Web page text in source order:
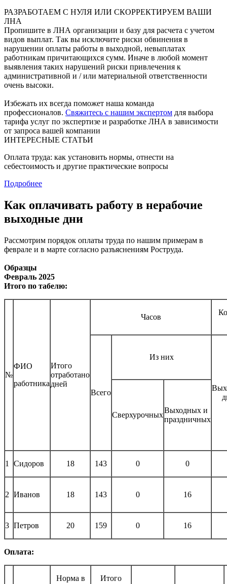
РАЗРАБОТАЕМ С НУЛЯ ИЛИ СКОРРЕКТИРУЕМ ВАШИ
ЛНА
Пропишите в ЛНА организации и базу для расчета с учетом
видов выплат. Так вы исключите риски обвинения в
нарушении оплаты работы в выходной, невыплатах
работникам причитающихся сумм. Иначе в любой момент
выявления таких нарушений риски привлечения к
административной и / или материальной ответственности
очень высоки.
Избежать их всегда поможет наша команда
профессионалов. Свяжитесь с нашим экспертом для выбора
тарифа услуг по экспертизе и разработке ЛНА в зависимости
от запроса вашей компании
ИНТЕРЕСНЫЕ СТАТЬИ
Оплата труда: как установить нормы, отнести на
себестоимость и другие практические вопросы
Подробнее
Как оплачивать работу в нерабочие
выходные дни
Рассмотрим порядок оплаты труда по нашим примерам в
феврале и в марте согласно разъяснениям Роструда.
Образцы
Февраль 2025
Итого по табелю:
№
ФИО
работника
Итого
отработано
дней
Часов
Всего
Из них
Сверхурочных
Выходных и
праздничных
1 Сидоров 18 143 0 0
2 Иванов 18 143 0 16
3 Петров 20 159 0 16
Оплата:
Норма в
Итого